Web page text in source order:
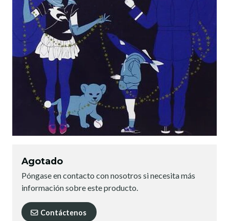
Agotado
Póngase en contacto con nosotros si necesita más
información sobre este producto.
Contáctenos